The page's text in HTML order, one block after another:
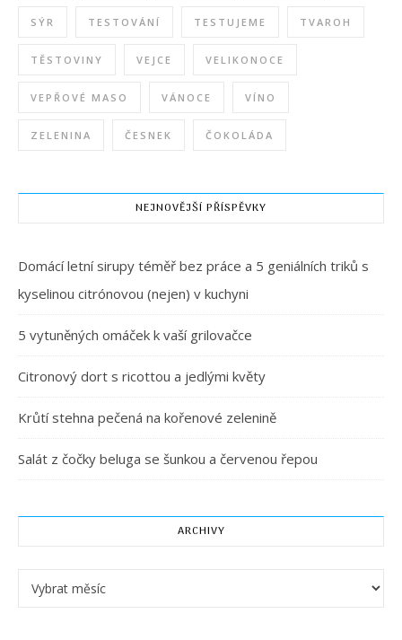
SÝR TESTOVÁNÍ TESTUJEME TVAROH
TĚSTOVINY VEJCE VELIKONOCE
VEPŘOVÉ MASO VÁNOCE VÍNO
ZELENINA ČESNEK ČOKOLÁDA
NEJNOVĚJŠÍ PŘÍSPĚVKY
Domácí letní sirupy téměř bez práce a 5 geniálních triků s
kyselinou citrónovou (nejen) v kuchyni
5 vytuněných omáček k vaší grilovačce
Citronový dort s ricottou a jedlými květy
Krůtí stehna pečená na kořenové zelenině
Salát z čočky beluga se šunkou a červenou řepou
ARCHIVY